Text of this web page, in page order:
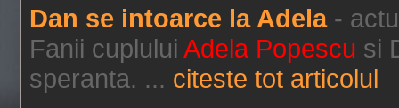
Dan se intoarce la Adela-
Fanii cuplului Adela Popescu si
speranta. ... citeste tot articolul